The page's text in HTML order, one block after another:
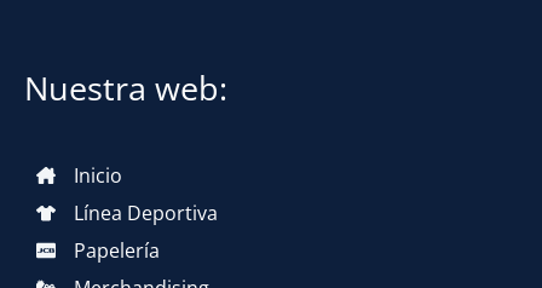
Nuestra web:
Inicio
Línea Deportiva
Papelería